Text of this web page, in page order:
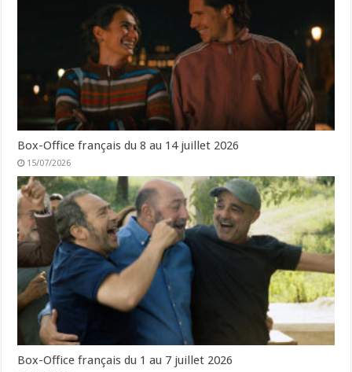
Box-Office français du 8 au 14 juillet 2026
15/07/2026
Box-Office français du 1 au 7 juillet 2026